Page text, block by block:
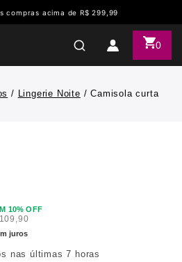
compras acima de R$ 299,99
0
/ Lingerie Noite / Camisola curta
10% OFF
109,90
juros
nas últimas 7 horas